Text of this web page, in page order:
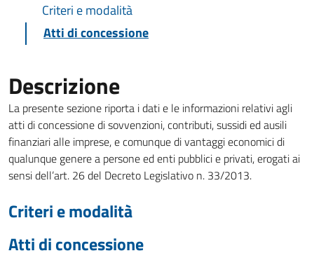
Criteri e modalità
Atti di concessione
Descrizione
La presente sezione riporta i dati e le informazioni relativi agli
atti di concessione di sovvenzioni, contributi, sussidi ed ausili
finanziari alle imprese, e comunque di vantaggi economici di
qualunque genere a persone ed enti pubblici e privati, erogati ai
sensi dell’art. 26 del Decreto Legislativo n. 33/2013.
Criteri e modalità
Atti di concessione